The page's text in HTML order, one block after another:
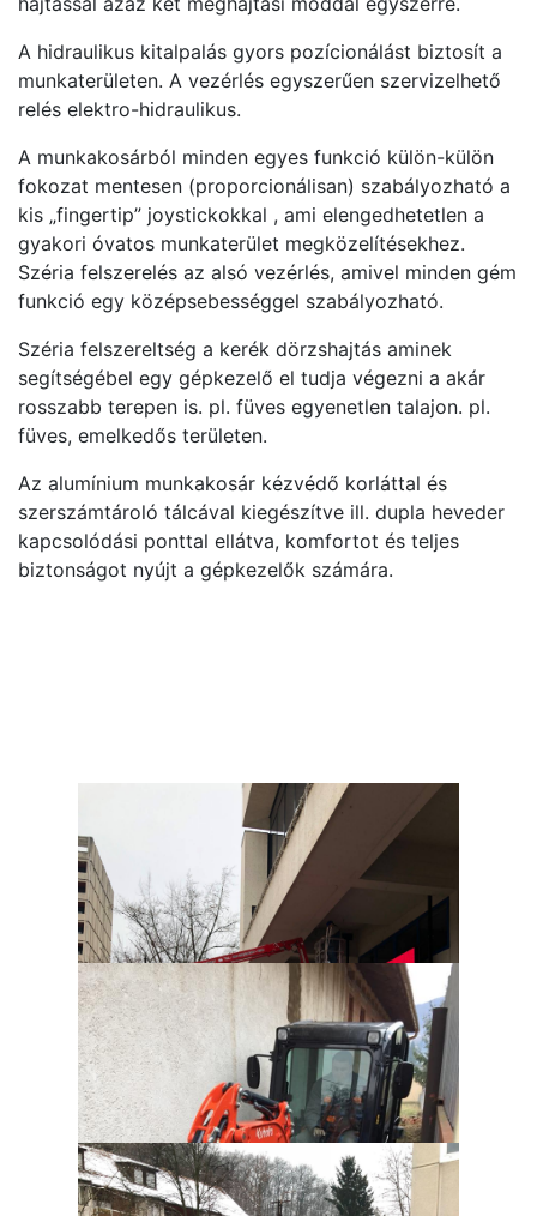
A hidraulikus kitalpalás gyors pozícionálást biztosít a
munkaterületen. A vezérlés egyszerűen szervizelhető
relés elektro-hidraulikus.
A munkakosárból minden egyes funkció külön-külön
fokozat mentesen (proporcionálisan) szabályozható a
kis „fingertip” joystickokkal , ami elengedhetetlen a
gyakori óvatos munkaterület megközelítésekhez.
Széria felszerelés az alsó vezérlés, amivel minden gém
funkció egy középsebességgel szabályozható.
Széria felszereltség a kerék dörzshajtás aminek
segítségébel egy gépkezelő el tudja végezni a akár
rosszabb terepen is. pl. füves egyenetlen talajon. pl.
füves, emelkedős területen.
Az alumínium munkakosár kézvédő korláttal és
szerszámtároló tálcával kiegészítve ill. dupla heveder
kapcsolódási ponttal ellátva, komfortot és teljes
biztonságot nyújt a gépkezelők számára.